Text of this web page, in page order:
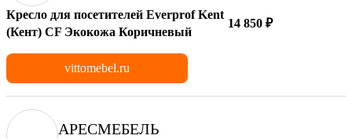
Кресло для посетителей Everprof Kent
(Кент) CF Экокожа Коричневый
14 850 ₽
vittomebel.ru
АРЕСМЕБЕЛЬ